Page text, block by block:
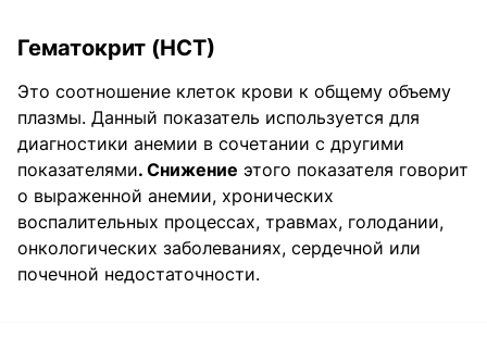
Гематокрит (НСТ)
Это соотношение клеток крови к общему объему
плазмы. Данный показатель используется для
диагностики анемии в сочетании с другими
показателями. Снижение этого показателя говорит
о выраженной анемии, хронических
воспалительных процессах, травмах, голодании,
онкологических заболеваниях, сердечной или
почечной недостаточности.